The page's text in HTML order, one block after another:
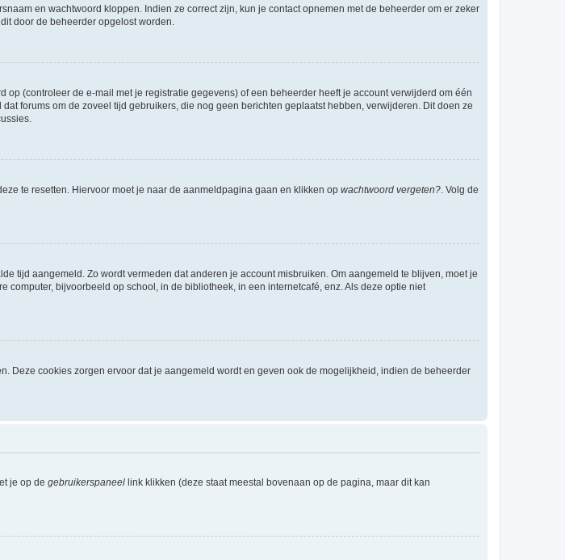
en wachtwoord kloppen. Indien ze correct zijn, kun je contact opnemen met de beheerder om er zeker
door de beheerder opgelost worden.
(controleer de e-mail met je registratie gegevens) of een beheerder heeft je account verwijderd om één
forums om de zoveel tijd gebruikers, die nog geen berichten geplaatst hebben, verwijderen. Dit doen ze
te resetten. Hiervoor moet je naar de aanmeldpagina gaan en klikken op wachtwoord vergeten?. Volg de
tijd aangemeld. Zo wordt vermeden dat anderen je account misbruiken. Om aangemeld te blijven, moet je
bijvoorbeeld op school, in de bibliotheek, in een internetcafé, enz. Als deze optie niet
Deze cookies zorgen ervoor dat je aangemeld wordt en geven ook de mogelijkheid, indien de beheerder
je op de gebruikerspaneel link klikken (deze staat meestal bovenaan op de pagina, maar dit kan